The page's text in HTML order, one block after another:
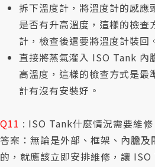
拆下溫度計，將溫度計的感應
是否有升高溫度，這樣的檢查
計，檢查後還要將溫度計裝回
直接將蒸氣灌入 ISO Tank 內
高溫度，這樣的檢查方式是最
計有沒有安裝好。
Q11 : ISO Tank什麼情況需要維修
答案：無論是外部、框架、內膽
的，就應該立即安排維修，讓